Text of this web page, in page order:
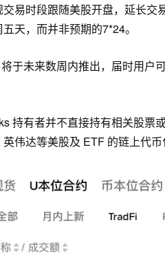
易时段跟随美股开盘，延长
天，而并非预期的7*24。
于未来数周内推出，届时用户
持有者并不直接持有相关股票
伟达等美股及 ETF 的链上代币